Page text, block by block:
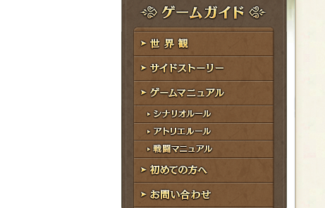
ド
レ
ス
ー
ド
ゲームガイド
世界観
サイドストーリー
ゲームマニュアル
シナリオルール
アトリエルール
戦闘マニュアル
初めての方へ